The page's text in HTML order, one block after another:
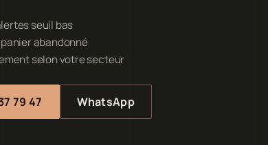
seuil bas
abandonné
selon votre secteur
79 47 WhatsApp